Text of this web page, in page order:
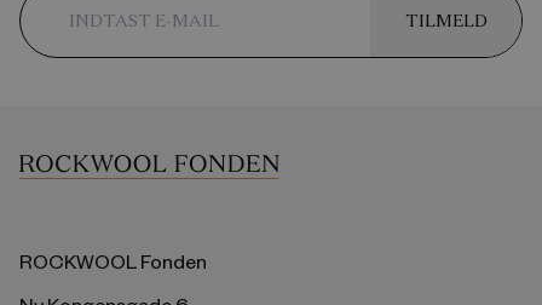
TILMELD
ROCKWOOL Fonden